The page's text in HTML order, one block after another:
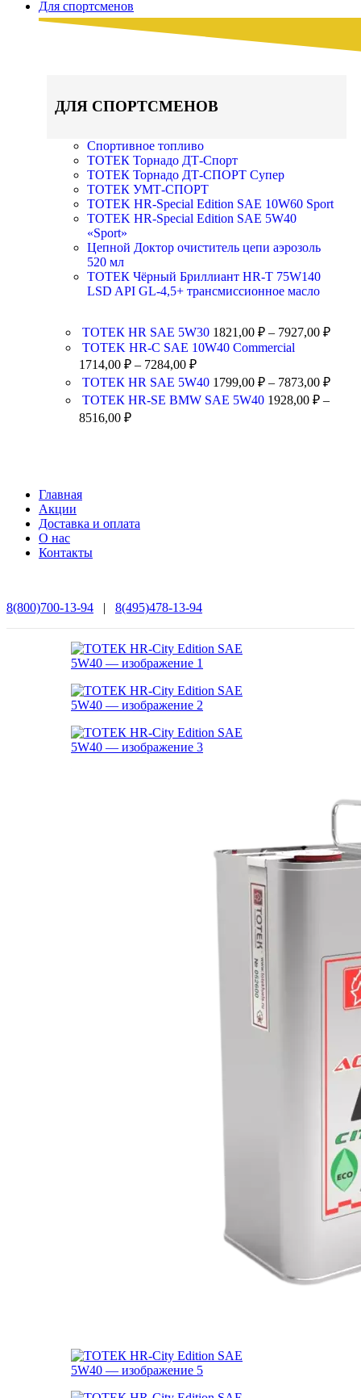
Для спортсменов
ДЛЯ СПОРТСМЕНОВ
Спортивное топливо
ТОТЕК Торнадо ДТ-Спорт
ТОТЕК Торнадо ДТ-СПОРТ Супер
ТОТЕК УМТ-СПОРТ
TOTEK HR-Special Edition SAE 10W60 Sport
TOTEK HR-Special Edition SAE 5W40
«Sport»
Цепной Доктор очиститель цепи аэрозоль
520 мл
ТОТЕК Чёрный Бриллиант HR-T 75W140
LSD API GL-4,5+ трансмиссионное масло
ТОТЕК HR SAE 5W30 1821,00 ₽ – 7927,00 ₽
TOTEK HR-C SAE 10W40 Commercial
1714,00 ₽ – 7284,00 ₽
ТОТЕК HR SAE 5W40 1799,00 ₽ – 7873,00 ₽
ТОТЕК HR-SE BMW SAE 5W40 1928,00 ₽ –
8516,00 ₽
Главная
Акции
Доставка и оплата
О нас
Контакты
8(800)700-13-94 | 8(495)478-13-94